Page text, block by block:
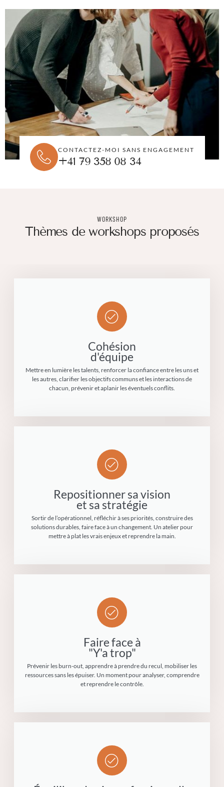
CONTACTEZ-MOI SANS ENGAGEMENT
+41 79 358 08 34
WORKSHOP
Thèmes de workshops proposés
Cohésion
d'équipe
Mettre en lumière les talents, renforcer la confiance entre les uns et
les autres, clarifier les objectifs communs et les interactions de
chacun, prévenir et aplanir les éventuels conflits.
Repositionner sa vision
et sa stratégie
Sortir de l’opérationnel, réfléchir à ses priorités, construire des
solutions durables, faire face à un changement. Un atelier pour
mettre à plat les vrais enjeux et reprendre la main.
Faire face à
"Y'a trop"
Prévenir les burn-out, apprendre à prendre du recul, mobiliser les
ressources sans les épuiser. Un moment pour analyser, comprendre
et reprendre le contrôle.